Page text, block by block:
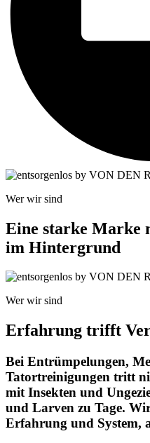
Wer wir sind
Eine starke Marke
im Hintergrund
Wer wir sind
Erfahrung trifft
Bei Entrümpelungen,
Tatortreinigungen tritt
mit Insekten und
und Larven zu Tage.
Erfahrung und System,